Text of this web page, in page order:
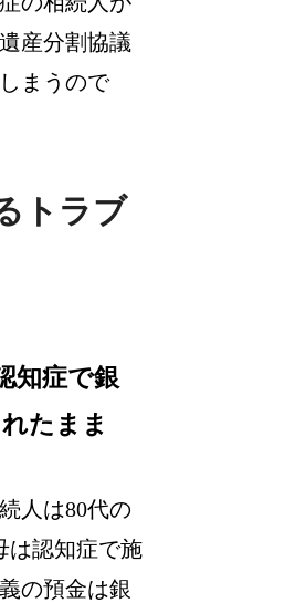
産分割協議
まうので
トラブ
知症で銀
たまま
人は80代の
は認知症で施
の預金は銀